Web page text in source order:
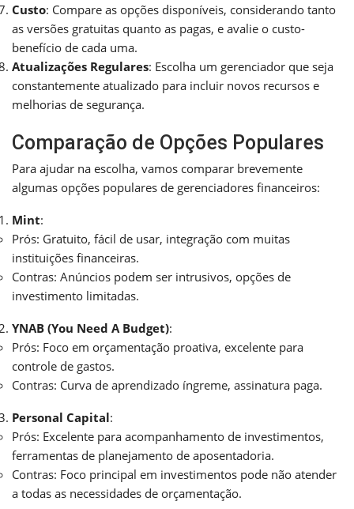
Custo: Compare as opções disponíveis, considerando tanto
as versões gratuitas quanto as pagas, e avalie o custo-
benefício de cada uma.
Atualizações Regulares: Escolha um gerenciador que seja
constantemente atualizado para incluir novos recursos e
melhorias de segurança.
Comparação de Opções Populares
Para ajudar na escolha, vamos comparar brevemente
algumas opções populares de gerenciadores financeiros:
Mint:
Prós: Gratuito, fácil de usar, integração com muitas
instituições financeiras.
Contras: Anúncios podem ser intrusivos, opções de
investimento limitadas.
YNAB (You Need A Budget):
Prós: Foco em orçamentação proativa, excelente para
controle de gastos.
Contras: Curva de aprendizado íngreme, assinatura paga.
Personal Capital:
Prós: Excelente para acompanhamento de investimentos,
ferramentas de planejamento de aposentadoria.
Contras: Foco principal em investimentos pode não atender
a todas as necessidades de orçamentação.